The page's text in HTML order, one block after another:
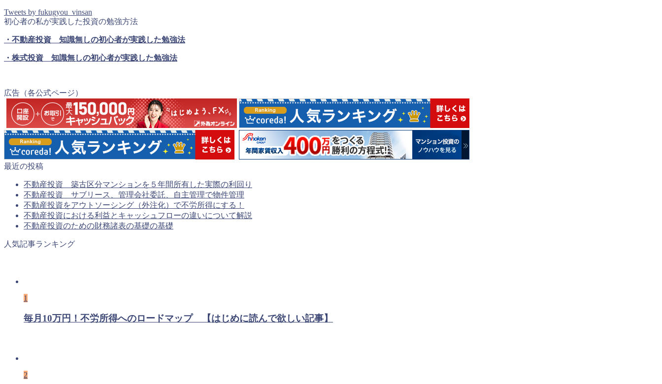
Tweets by fukugyou_vinsan
初心者の私が実践した投資の勉強方法
・不動産投資 知識無しの初心者が実践した勉強法
・株式投資 知識無しの初心者が実践した勉強法
広告（各公式ページ）
最近の投稿
不動産投資 築古区分マンションを５年間所有した実際の利回り
不動産投資 サブリース、管理会社委託、自主管理で物件管理
不動産投資をアウトソーシング（外注化）で不労所得にする！
不動産投資における利益とキャッシュフローの違いについて解説
不動産投資のための財務諸表の基礎の基礎
人気記事ランキング
1
毎月10万円！不労所得へのロードマップ 【はじめに読んで欲しい記事】
2